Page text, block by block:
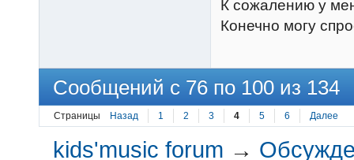
К сожалению у
Конечно могу
Сообщений с 76 по 100 из 134
Страницы Назад 1 2 3 4 5 6 Далее
kids'music forum →